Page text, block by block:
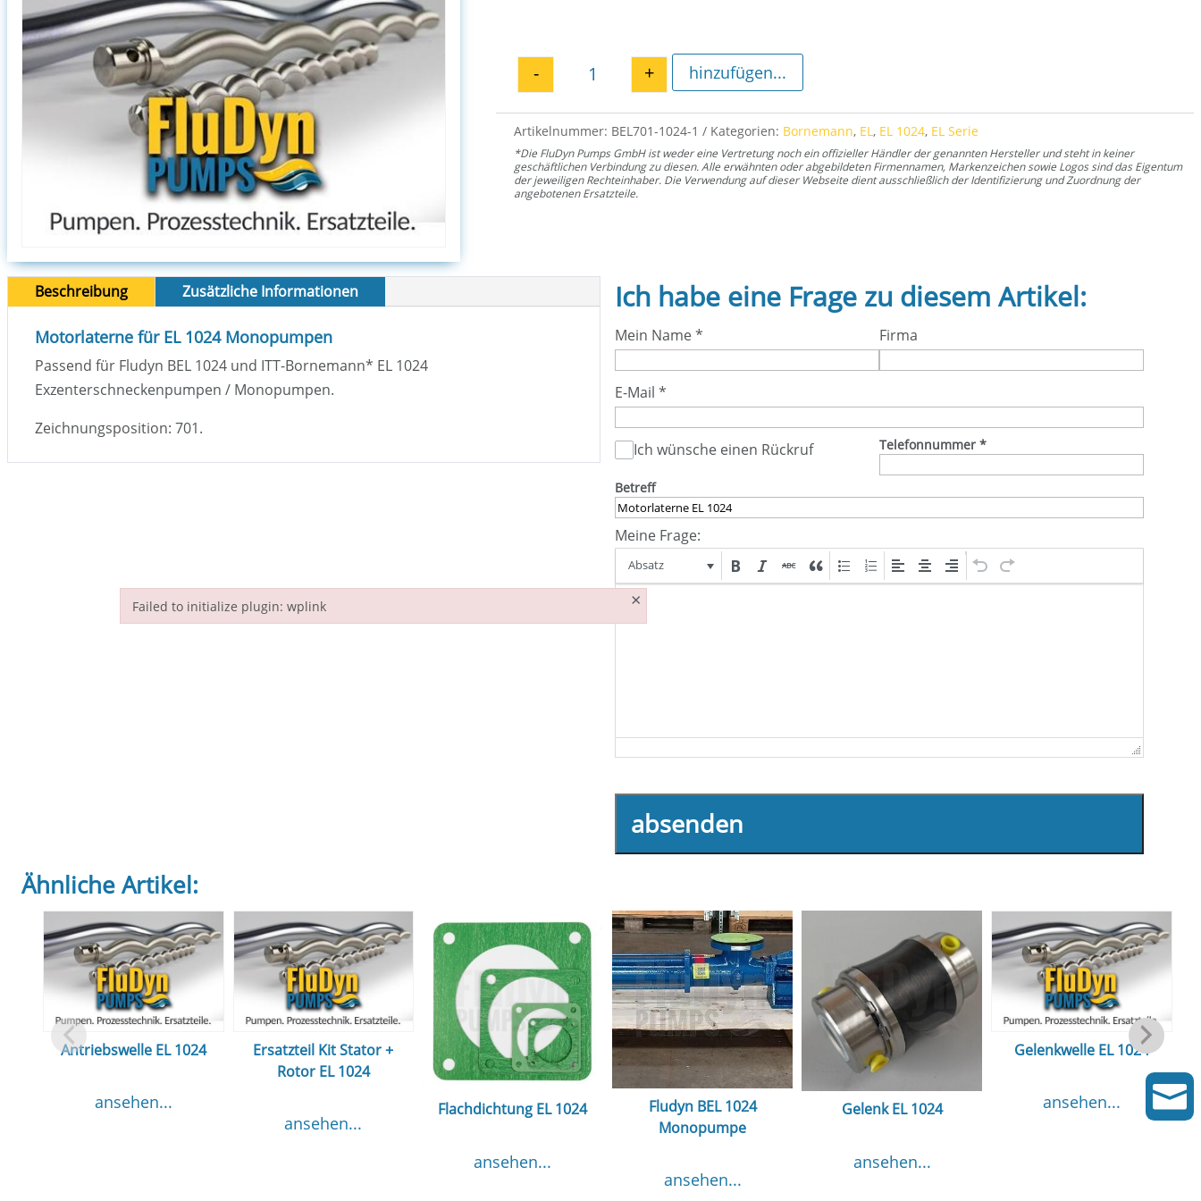
Motorlaterne EL 1024 Menge
- + hinzufügen...
Artikelnummer: BEL701-1024-1 Kategorien: Bornemann, EL, EL 1024, EL Serie
*Die FluDyn Pumps GmbH ist weder eine Vertretung noch ein offizieller Händler der genannten Hersteller und steht in keiner
geschäftlichen Verbindung zu diesen. Alle erwähnten oder abgebildeten Firmennamen, Markenzeichen sowie Logos sind das Eigentum
der jeweiligen Rechteinhaber. Die Verwendung auf dieser Webseite dient ausschließlich der Identifizierung und Zuordnung der
angebotenen Ersatzteile.
Beschreibung Zusätzliche Informationen
Motorlaterne für EL 1024 Monopumpen
Passend für Fludyn BEL 1024 und ITT-Bornemann* EL 1024
Exzenterschneckenpumpen / Monopumpen.
Zeichnungsposition: 701.
Ich habe eine Frage zu diesem Artikel:
Mein Name* Firma
E-Mail *
Ich wünsche einen Rückruf Telefonnummer *
Betreff
Meine Frage:
Absatz
absenden
Ähnliche Artikel:
Antriebswelle EL 1024
ansehen...
Ersatzteil Kit Stator +
Rotor EL 1024
ansehen...
Flachdichtung EL 1024
ansehen...
Fludyn BEL 1024
Monopumpe
ansehen...
Gelenk EL 1024
ansehen...
Gelenkwelle EL 1024
ansehen... 
Failed to initialize plugin: wplink ×
Failed to initialize plugin: wplink